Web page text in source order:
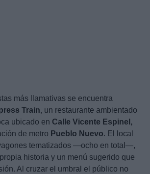
más llamativas se encuentra
Train, un restaurante ambientado
ubicado en Calle Vicente Espinel,
de metro Pueblo Nuevo. El local
tematizados —ocho en total—,
historia y un menú sugerido que
Al cruzar el umbral el público no